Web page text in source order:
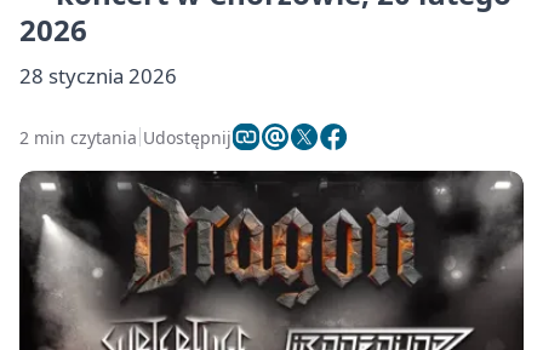
2026
28 stycznia 2026
2 min czytania Udostępnij